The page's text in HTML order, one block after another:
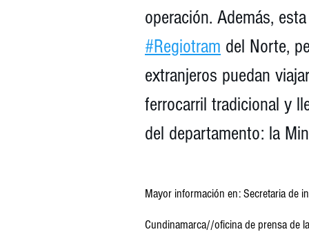
operación. Además,
#Regiotram del Norte,
extranjeros puedan
ferrocarril tradicional y
del departamento: la
Mayor información en: Secretaria de
Cundinamarca//oficina de prensa de